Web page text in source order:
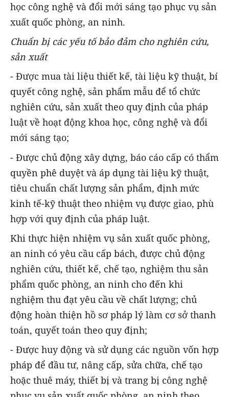
học công nghệ và đổi mới sáng tạo phục vụ sản
xuất quốc phòng, an ninh.
Chuẩn bị các yếu tố bảo đảm cho nghiên cứu,
sản xuất
- Được mua tài liệu thiết kế, tài liệu kỹ thuật, bí
quyết công nghệ, sản phẩm mẫu để tổ chức
nghiên cứu, sản xuất theo quy định của pháp
luật về hoạt động khoa học, công nghệ và đổi
mới sáng tạo;
- Được chủ động xây dựng, báo cáo cấp có thẩm
quyền phê duyệt và áp dụng tài liệu kỹ thuật,
tiêu chuẩn chất lượng sản phẩm, định mức
kinh tế-kỹ thuật theo nhiệm vụ được giao, phù
hợp với quy định của pháp luật.
Khi thực hiện nhiệm vụ sản xuất quốc phòng,
an ninh có yêu cầu cấp bách, được chủ động
nghiên cứu, thiết kế, chế tạo, nghiệm thu sản
phẩm quốc phòng, an ninh cho đến khi
nghiệm thu đạt yêu cầu về chất lượng; chủ
động hoàn thiện hồ sơ pháp lý làm cơ sở thanh
toán, quyết toán theo quy định;
- Được huy động và sử dụng các nguồn vốn hợp
pháp để đầu tư, nâng cấp, sửa chữa, chế tạo
hoặc thuê máy, thiết bị và trang bị công nghệ